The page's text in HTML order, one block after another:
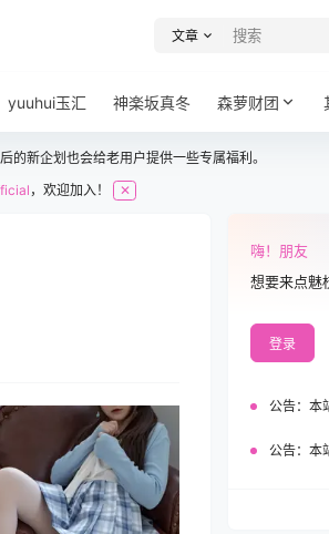
文章
yuuhui玉汇 神楽坂真冬 森萝财团
的新企划也会给老用户提供一些专属福利。
，欢迎加入！ ✕
嗨！朋友
想要来点魅
登录
公告： 本站
公告： 本